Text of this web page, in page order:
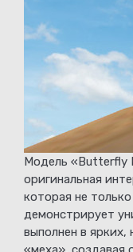
Модель «Butterfly
оригинальная
которая не
демонстрирует
выполнен в